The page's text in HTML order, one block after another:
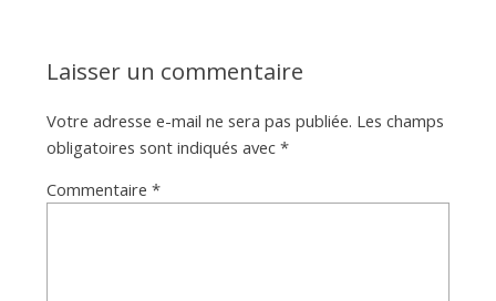
Laisser un commentaire
Votre adresse e-mail ne sera pas publiée. Les champs
obligatoires sont indiqués avec *
Commentaire *